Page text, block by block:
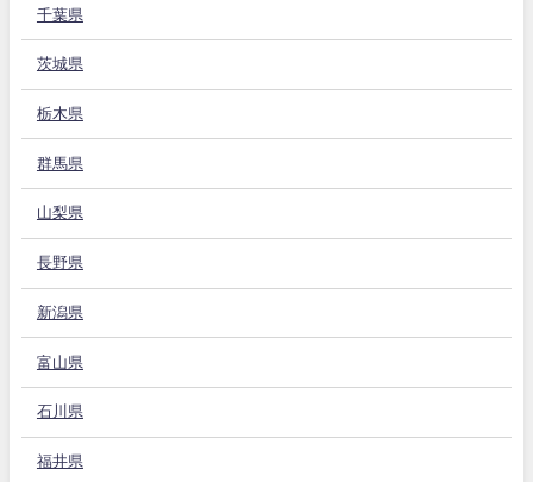
千葉県
茨城県
栃木県
群馬県
山梨県
長野県
新潟県
富山県
石川県
福井県